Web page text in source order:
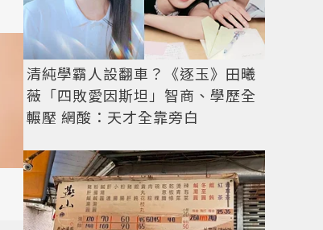
清純學霸人設翻車？《逐玉》田曦
薇「四敗愛因斯坦」智商、學歷全
輾壓 網酸：天才全靠旁白